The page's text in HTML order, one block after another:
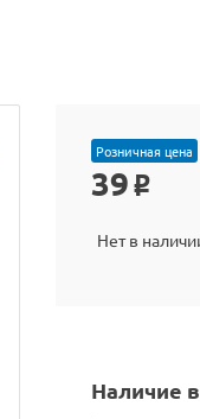
Розничная цена
39 o
Нет в
Наличие